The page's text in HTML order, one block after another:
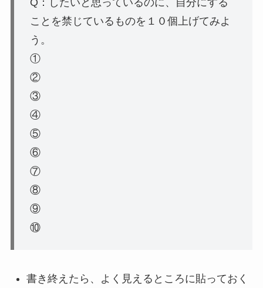
ことを禁じているものを１０個上げてみよ
う。
①
②
③
④
⑤
⑥
⑦
⑧
⑨
⑩
書き終えたら、よく見えるところに貼っておく